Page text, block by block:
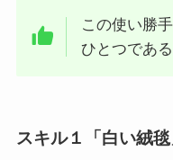
この使い勝
ひとつであ
スキル１「白い絨毯